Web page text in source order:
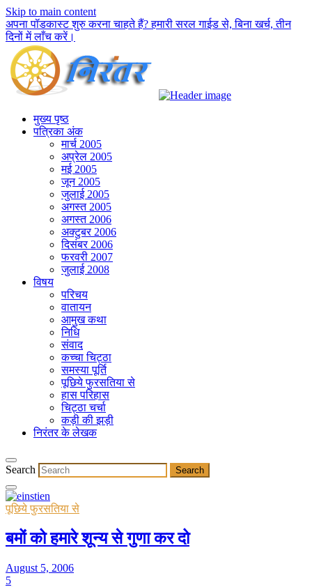
Skip to main content
अपना पॉडकास्ट शुरु करना चाहते हैं? हमारी सरल गाईड से, बिना खर्च, तीन
दिनों में लाँच करें।
मुख्य पृष्ठ
पत्रिका अंक
मार्च 2005
अप्रेल 2005
मई 2005
जून 2005
जुलाई 2005
अगस्त 2005
अगस्त 2006
अक्टुबर 2006
दिसंबर 2006
फरवरी 2007
जुलाई 2008
विषय
परिचय
वातायन
आमुख कथा
निधि
संवाद
कच्चा चिट्ठा
समस्या पूर्ति
पूछिये फुरसतिया से
हास परिहास
चिट्ठा चर्चा
कड़ी की झड़ी
निरंतर के लेखक
Search
पूछिये फुरसतिया से
बमों को हमारे शून्य से गुणा कर दो
August 5, 2006
5